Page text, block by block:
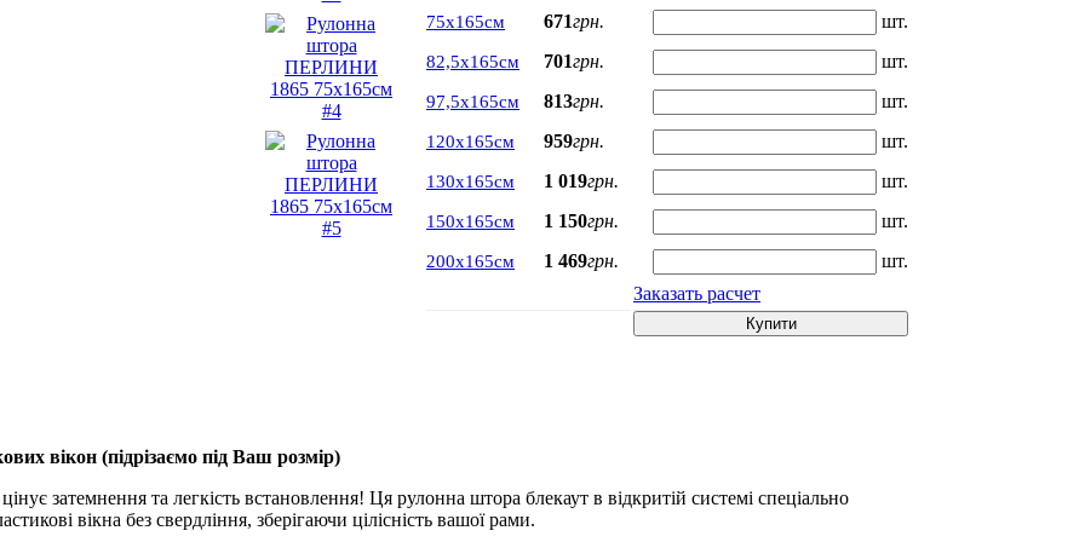
75х165см 671грн. шт.
82,5х165см 701грн. шт.
97,5х165см 813грн. шт.
120х165см 959грн. шт.
130х165см 1 019грн. шт.
150х165см 1 150грн. шт.
200х165см 1 469грн.
шт.
Заказать расчет
Купити
вікон (підрізаємо під Ваш розмір)
затемнення та легкість встановлення! Ця рулонна штора блекаут в відкритій системі спеціально
вікна без свердління, зберігаючи цілісність вашої рами.